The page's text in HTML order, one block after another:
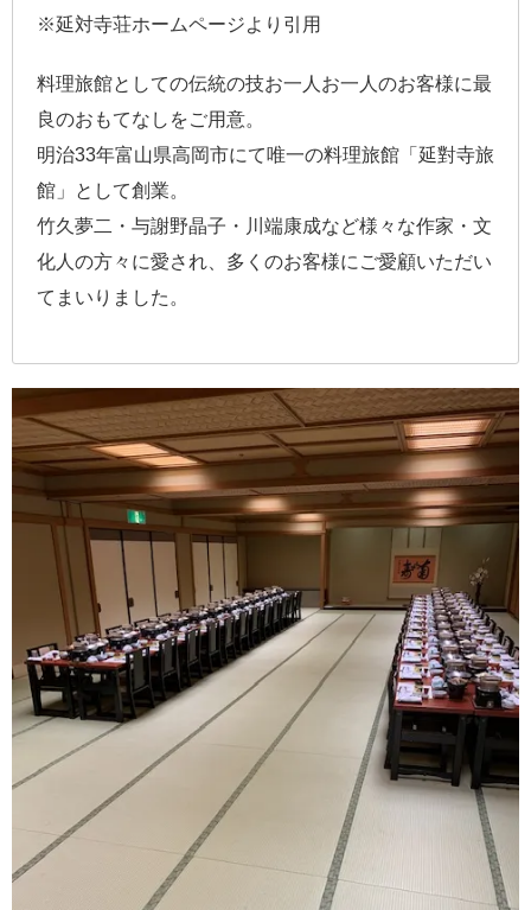
※延対寺荘ホームページより引用
料理旅館としての伝統の技お一人お一人のお客様に最
良のおもてなしをご用意。
明治33年富山県高岡市にて唯一の料理旅館「延對寺旅
館」として創業。
竹久夢二・与謝野晶子・川端康成など様々な作家・文
化人の方々に愛され、多くのお客様にご愛顧いただい
てまいりました。